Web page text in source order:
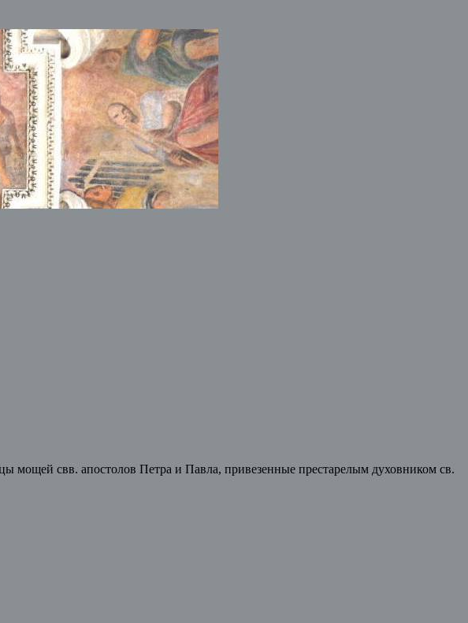
мощей свв. апостолов Петра и Павла, привезенные престарелым духовником св.